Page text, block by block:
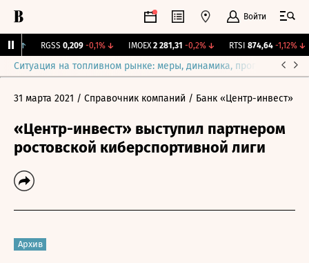
Войти
RGSS 0,209 -0,1% ↓ IMOEX 2 281,31 -0,2%↓ RTSI 874,64 -1,12%↓
Ситуация на топливном рынке: меры, динамика, прогнозы
31 марта 2021 / Справочник компаний / Банк «Центр-инвест»
«Центр-инвест» выступил партнером
ростовской киберспортивной лиги
Архив